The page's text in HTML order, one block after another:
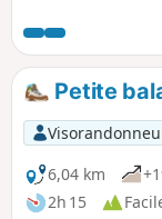
bien entendu la
prisée pour sa
hiver, lorsque par
majestueuse
Petite
6,04 km
2h 15